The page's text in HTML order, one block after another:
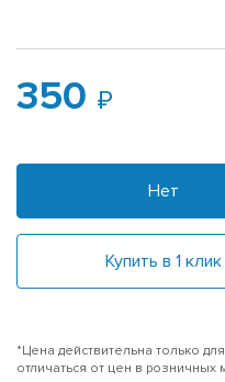
350
Нет
Купить в 1 клик
*Цена действительна только
отличаться от цен в розничных